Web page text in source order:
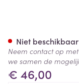
€ 46,00
Niet beschikbaar
Neem contact op
we samen de